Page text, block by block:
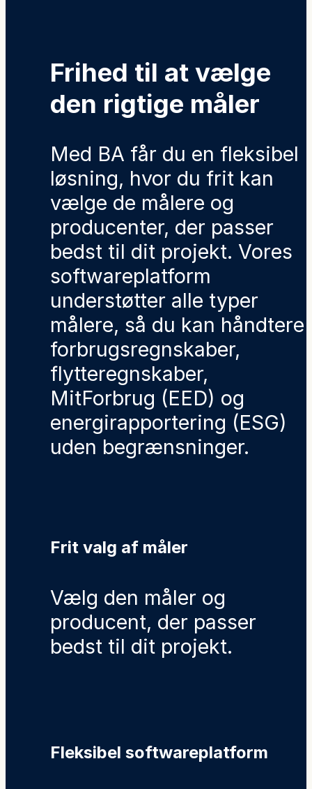
Frihed til at vælge
den rigtige måler
Med BA får du en fleksibel
løsning, hvor du frit kan
vælge de målere og
producenter, der passer
bedst til dit projekt. Vores
softwareplatform
understøtter alle typer
målere, så du kan håndtere
forbrugsregnskaber,
flytteregnskaber,
MitForbrug (EED) og
energirapportering (ESG)
uden begrænsninger.
Frit valg af måler
Vælg den måler og
producent, der passer
bedst til dit projekt.
Fleksibel softwareplatform